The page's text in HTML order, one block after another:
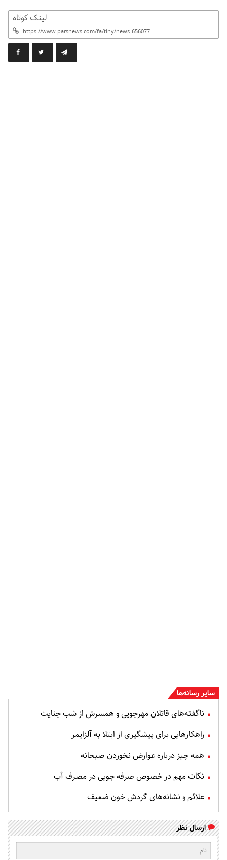
لینک کوتاه
سایر رسانه‌ها
ناگفته‌های قاتلان مهرجویی و همسرش از شب جنایت
راهکارهایی برای پیشگیری از ابتلا به آلزایمر
همه چیز درباره عوارض نخوردن صبحانه
نکات مهم در خصوص صرفه جویی در مصرف آب
علائم و نشانه‌های گردش خون ضعیف
ارسال نظر